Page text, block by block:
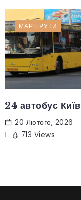
МАРШРУТИ
24 автобус Київ
20 Лютого, 2026
713 Views